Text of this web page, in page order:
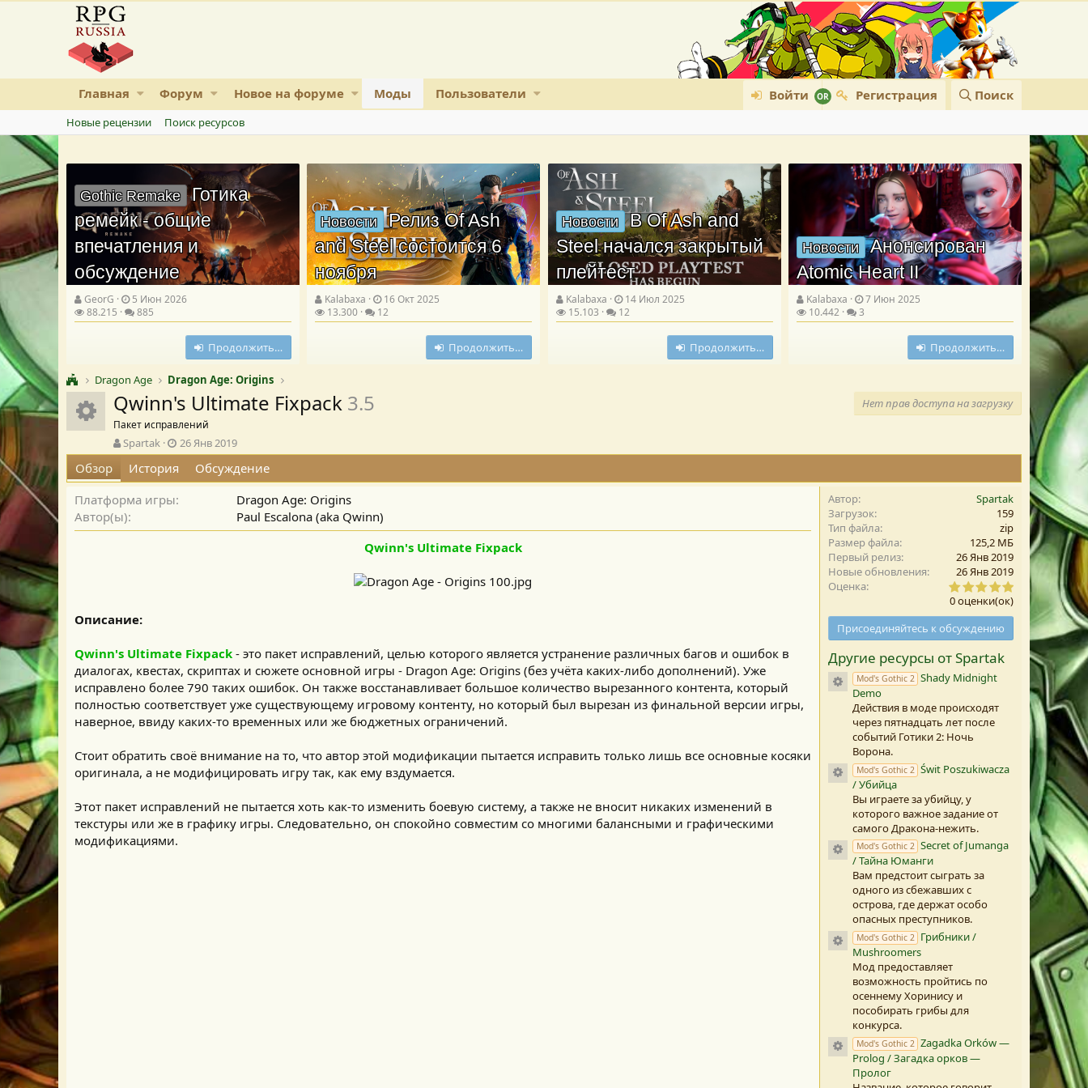
Главная Форум Новое на форуме Моды Пользователи Войти Регистрация Поиск
Новые рецензии Поиск ресурсов
Gothic Remake Готика
ремейк - общие
впечатления и
обсуждение
GeorG
5 Июн 2026
88.215
885
Продолжить…
Новости Релиз Of Ash
and Steel состоится 6
ноября
Kalabaxa
16 Окт 2025
13.300
12
Продолжить…
Новости В Of Ash and
Steel начался закрытый
плейтест
Kalabaxa
14 Июл 2025
15.103
12
Продолжить…
Новости Анонсирован
Atomic Heart II
Kalabaxa
7 Июн 2025
10.442
3
Продолжить…
Dragon Age Dragon Age: Origins
Иконка ресурса
Qwinn's Ultimate Fixpack 3.5 Нет прав доступа на загрузку
Пакет исправлений
А
в
о
р
Spartak
Д
а
а
з
26 Янв 2019
Обзор История
Обсуждение
Платформа игры
Dragon Age: Origins
Автор(ы)
Paul Escalona (aka Qwinn)
Qwinn's Ultimate Fixpack
Описание:
Qwinn's Ultimate Fixpack - это пакет исправлений, целью которого является устранение различных багов и ошибок в
диалогах, квестах, скриптах и сюжете основной игры - Dragon Age: Origins (без учёта каких-либо дополнений). Уже
исправлено более 790 таких ошибок. Он также восстанавливает большое количество вырезанного контента, который
полностью соответствует уже существующему игровому контенту, но который был вырезан из финальной версии игры,
наверное, ввиду каких-то временных или же бюджетных ограничений.
Стоит обратить своё внимание на то, что автор этой модификации пытается исправить только лишь все основные косяки
оригинала, а не модифицировать игру так, как ему вздумается.
Этот пакет исправлений не пытается хоть как-то изменить боевую систему, а также не вносит никаких изменений в
текстуры или же в графику игры. Следовательно, он спокойно совместим со многими балансными и графическими
модификациями.
Автор
Spartak
Загрузок
159
Тип файла
zip
Размер файла
125,2 MБ
Первый релиз
26 Янв 2019
Новые обновления
26 Янв 2019
Оценка
0
,
0
з
0 оценки(ок)
Присоединяйтесь к обсуждению
Другие ресурсы от Spartak
Иконка ресурса
Mod's Gothic 2 Shady Midnight
Demo
Действия в моде происходят
через пятнадцать лет после
событий Готики 2: Ночь
Ворона.
Иконка ресурса
Mod's Gothic 2 Świt Poszukiwacza
/ Убийца
Вы играете за убийцу, у
которого важное задание от
самого Дракона-нежить.
Иконка ресурса
Mod's Gothic 2 Secret of Jumanga
/ Тайна Юманги
Вам предстоит сыграть за
одного из сбежавших с
острова, где держат особо
опасных преступников.
Иконка ресурса
Mod's Gothic 2 Грибники /
Mushroomers
Мод предоставляет
возможность пройтись по
осеннему Хоринису и
пособирать грибы для
конкурса.
Иконка ресурса
Mod's Gothic 2 Zagadka Orków —
Prolog / Загадка орков —
Пролог